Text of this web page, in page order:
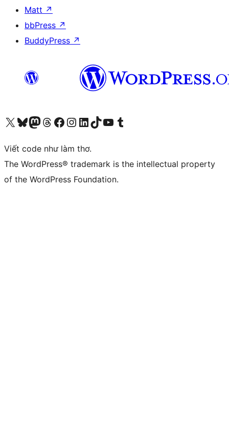
Matt ↗
bbPress ↗
BuddyPress ↗
Truy cập tài khoản X (trước đây là Twitter) của chúng tôiVisit our Bluesky account
Visit our Mastodon account
Visit our Threads account
Xem trang Facebook của chúng tôiTruy cập tài khoản Instagram của chúng tôiTruy cập tài khoản LinkedIn của chúng tôiVisit our TikTok account
Truy cập kênh YouTube của chúng tôi Visit our Tumblr account
Viết code như làm thơ.
The WordPress® trademark is the intellectual property
of the WordPress Foundation.